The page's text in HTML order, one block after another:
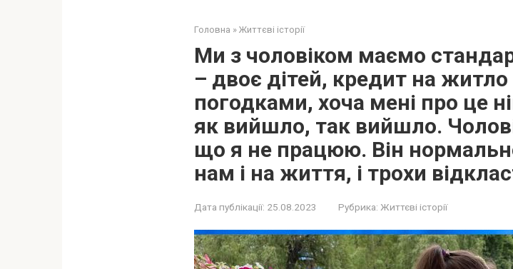
Головна » Життєві історії
Ми з чоловіком маємо
– двоє дітей, кредит на
погодками, хоча мені про це
як вийшло, так вийшло.
що я не працюю. Він
нам і на життя, і трохи
Дата публікації: 25.08.2023 Рубрика: Життєві історії